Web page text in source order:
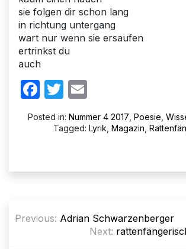
sie folgen dir schon lang
in richtung untergang
wart nur wenn sie ersaufen
ertrinkst du
auch
Facebook
Twitter
Posted in: Nummer 4 2017 Poesie
Tagged: Lyrik Magazin
Previous: Adrian Schwarzenberger
Next: